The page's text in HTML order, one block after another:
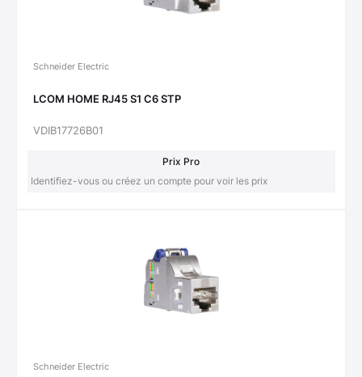
Schneider Electric
LCOM HOME RJ45 S1 C6 STP
VDIB17726B01
Prix Pro
Identifiez-vous ou créez un compte pour voir les prix
Schneider Electric